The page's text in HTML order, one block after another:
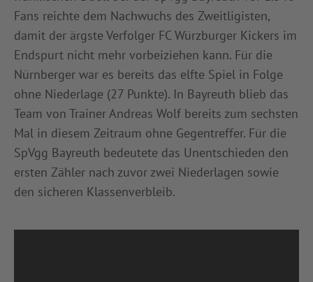
Fans reichte dem Nachwuchs des Zweitligisten,
damit der ärgste Verfolger FC Würzburger Kickers im
Endspurt nicht mehr vorbeiziehen kann. Für die
Nürnberger war es bereits das elfte Spiel in Folge
ohne Niederlage (27 Punkte). In Bayreuth blieb das
Team von Trainer Andreas Wolf bereits zum sechsten
Mal in diesem Zeitraum ohne Gegentreffer. Für die
SpVgg Bayreuth bedeutete das Unentschieden den
ersten Zähler nach zuvor zwei Niederlagen sowie
den sicheren Klassenverbleib.